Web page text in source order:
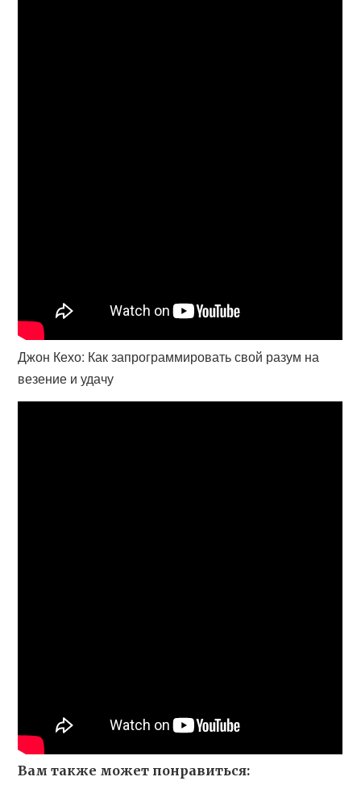
Джон Кехо: Как запрограммировать свой разум на
везение и удачу
Вам также может понравиться: